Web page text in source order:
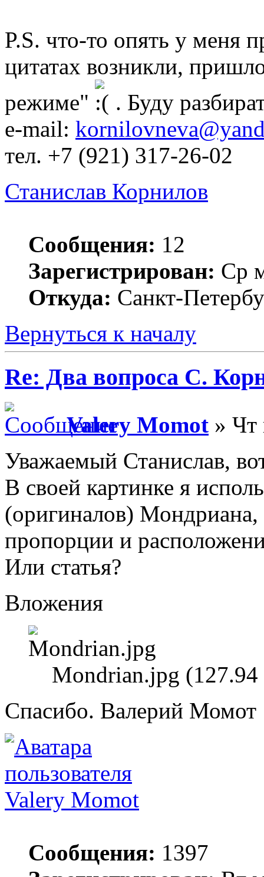
P.S. что-то опять у меня
цитатах возникли,
режиме"
. Буду
e-mail:
тел. +7 (921) 317-26-02
Станислав Корнилов
Сообщения: 12
Зарегистрирован: Ср
Откуда: Санкт-
Вернуться к началу
Re: Два вопроса С.
Valery Momot » Чт
Уважаемый Станислав,
В своей картинке я
(оригиналов) Мондриана,
пропорции и
Или статья?
Вложения
Mondrian.jpg
Спасибо. Валерий Момот
Valery Momot
Сообщения: 1397